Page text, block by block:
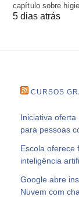
capítulo sobre
5 dias atrás
CURSOS
Iniciativa
para pessoas
Escola oferece
inteligência
Google abre
Nuvem com